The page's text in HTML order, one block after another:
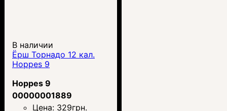
В наличии
Ёрш Торнадо 12 кал.
Hoppes 9
Hoppes 9
00000001889
Цена: 329грн.